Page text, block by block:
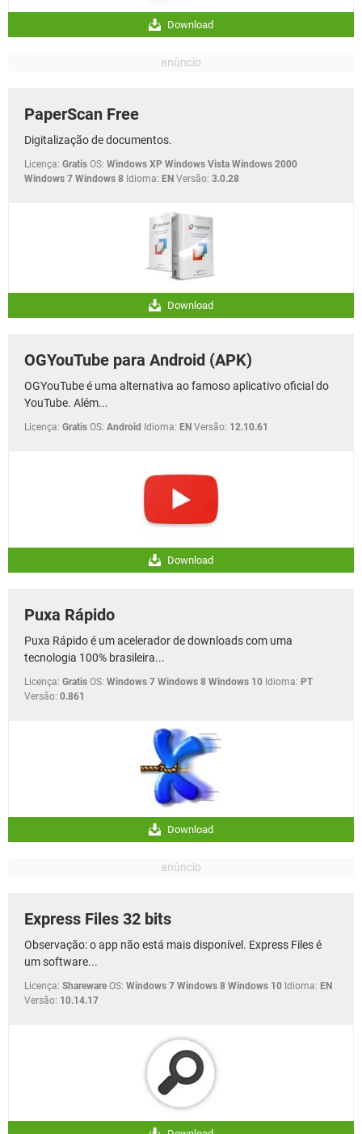
Download
PaperScan Free
Digitalização de documentos.
Licença: Gratis OS: Windows XP Windows Vista Windows 2000
Windows 7 Windows 8 Idioma: EN Versão: 3.0.28
Download
OGYouTube para Android (APK)
OGYouTube é uma alternativa ao famoso aplicativo oficial do
YouTube. Além...
Licença: Gratis OS: Android Idioma: EN Versão: 12.10.61
Download
Puxa Rápido
Puxa Rápido é um acelerador de downloads com uma
tecnologia 100% brasileira...
Licença: Gratis OS: Windows 7 Windows 8 Windows 10 Idioma: PT
Versão: 0.861
Download
Express Files 32 bits
Observação: o app não está mais disponível. Express Files é
um software...
Licença: Shareware OS: Windows 7 Windows 8 Windows 10 Idioma: EN
Versão: 10.14.17